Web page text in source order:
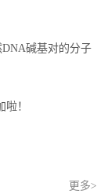
碱基对的分子
！
更多>